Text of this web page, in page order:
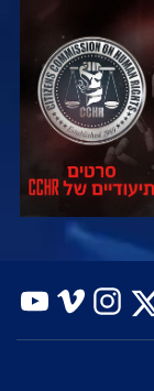
צפה
בדוק את הסדרה